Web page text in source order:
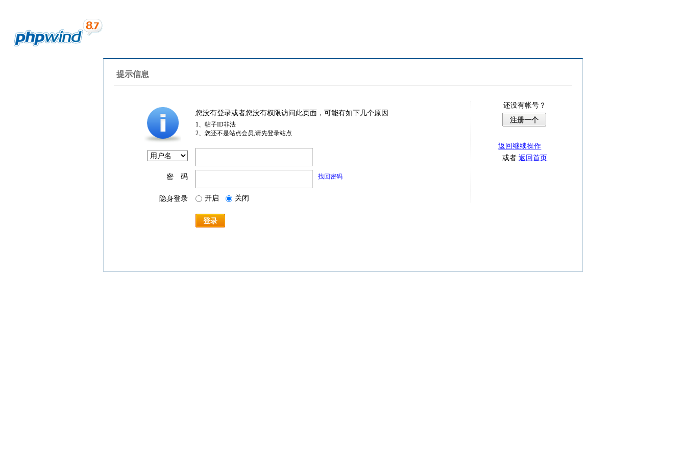
提示信息
您没有登录或者您没有权限访问此页面，可能有如下几个原因
1、帖子ID非法
2、您还不是站点会员,请先登录站点
密 码 找回密码
隐身登录 开启 关闭
登录
还没有帐号？
注册一个
返回继续操作
或者返回首页